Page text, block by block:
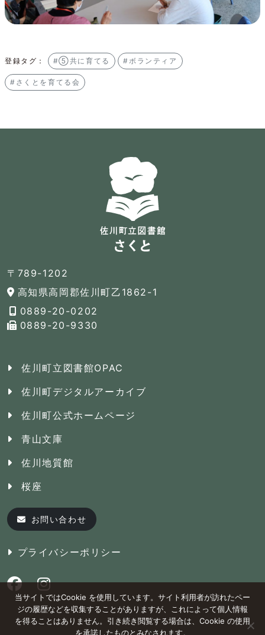
登録タグ： #⑤共に育てる #ボランティア
#さくとを育てる会
〒789-1202
高知県高岡郡佐川町乙1862-1
0889-20-0202
0889-20-9330
佐川町立図書館OPAC
佐川町デジタルアーカイブ
佐川町公式ホームページ
青山文庫
佐川地質館
桜座
お問い合わせ
プライバシーポリシー
当サイトではCookie を使用しています。サイト利用者が訪れたペー
ジの履歴などを収集することがありますが、これによって個人情報
を得ることはありません。引き続き閲覧する場合は、Cookie の使用
を承諾したものとみなされます。